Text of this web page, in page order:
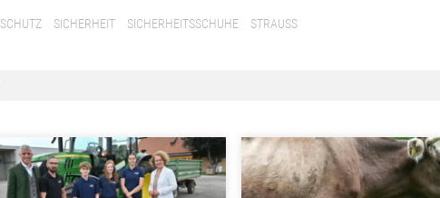
SCHUTZ SICHERHEIT SICHERHEITSSCHUHE STRAUSS